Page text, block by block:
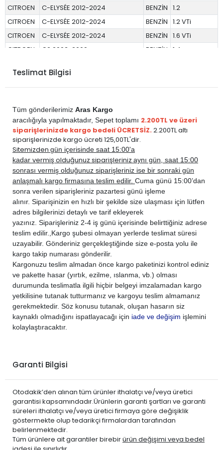
CITROEN
C-ELYSÉE 2012-2024 BENZİN 1.2
CITROEN
C-ELYSÉE 2012-2024 BENZİN 1.2 VTi
CITROEN
C-ELYSÉE 2012-2024 BENZİN 1.6 VTi
CITROEN
C2 2003-2009 BENZİN 1.4
CITROEN
C3 2002-2009
CITROEN
C3 2009-2015
CITROEN
C3 2009-2015 BENZİN 1.4
CITROEN
C3 2009-2015 BENZİN
1.4 VTi
CITROEN
C3 2009-2015
CITROEN
C3 2009-2015 BENZİN 1.6 VTi
CITROEN
C3 2016-2024 BENZİN 1.2 PureTech
CITROEN
C3 2016-2024 BENZİN
CITROEN
C3 2016-2024 BENZİN
1.6 VTi
CITROEN
C3 AİRCROSS 2017-2020
CITROEN
C3 AİRCROSS 2021-2024 BENZİN 1.2 PureTech
CITROEN
C3 PİCASSO 2009-2014 BENZİN 1.4
CITROEN
C4 2005-2010
CITROEN
C4 2005-2010 BENZİN 1.6
CITROEN
C4 2005-2010 BENZİN 2.0
CITROEN
C4 2011-2017 BENZİN 1.2 PureTech
CITROEN
C4 2011-2017 BENZİN 1.4
CITROEN
C4 2011-2017
CITROEN
C4 CACTUS 2014-2017
CITROEN
C4 CACTUS 2018-2019 BENZİN 1.2 PureTech
CITROEN
C4 GRAND PİCASSO 2007-2013 BENZİN 1.6 THP Turbo
CITROEN
C4 PİCASSO 2007-2012 BENZİN
1.6 THP Turbo
CITROEN
C4-X 2021-2024 BENZİN 1.2 PureTech
Teslimat Bilgisi
Tüm gönderilerimiz Aras Kargo
aracılığıyla yapılmaktadır, Sepet toplamı 2.200TL ve üzeri
siparişlerinizde kargo bedeli ÜCRETSİZ.2.200TL altı
siparişlerinizde kargo ücreti 125,00TL'dir.
Sitemizden gün içerisinde saat 15:00'a
kadar vermiş olduğunuz siparişleriniz aynı gün, saat 15:00
sonrası vermiş olduğunuz siparişleriniz ise bir sonraki gün
anlaşmalı kargo firmasına teslim edilir. Cuma günü 15:00’dan
sonra verilen siparişleriniz pazartesi günü işleme
alınır. Siparişinizin en hızlı bir şekilde size ulaşması için lütfen
adres bilgilerinizi detaylı ve tarif ekleyerek
yazınız. Siparişleriniz 2-4 iş günü içerisinde belirttiğiniz adrese
teslim edilir., Kargo şubesi olmayan yerlerde teslimat süresi
uzayabilir. Gönderiniz gerçekleştiğinde size e-posta yolu ile
kargo takip numarası gönderilir.
Kargonuzu teslim almadan önce kargo paketinizi kontrol ediniz
ve pakette hasar (yırtık, ezilme, ıslanma, vb.) olması
durumunda teslimatla ilgili hiçbir belgeyi imzalamadan kargo
yetkilisine tutanak tutturmanız ve kargoyu teslim almamanız
gerekmektedir. Söz konusu tutanak, oluşan hasarın siz
kaynaklı olmadığını ispatlayacağı için iade ve değişim işlemini
kolaylaştıracaktır.
Garanti Bilgisi
Otodakik’den alınan tüm ürünler ithalatçı ve/veya üretici
garantisi kapsamındadır.Ürünlerin garanti şartları ve garanti
süreleri ithalatçı ve/veya üretici firmaya göre değişiklik
göstermekte olup tedarikçi firmalardan tarafından
belirlenmektedir.
Tüm ürünlere ait garantiler birebirürün değişimi veya bedel